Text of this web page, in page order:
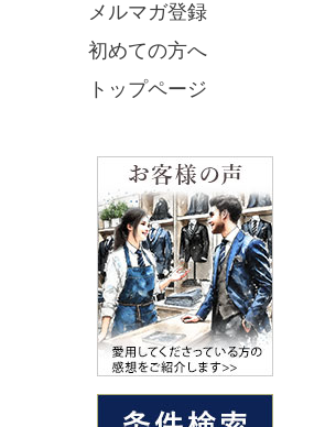
メルマガ登録
初めての方へ
トップページ